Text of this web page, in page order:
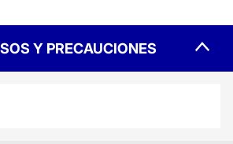
Y PRECAUCIONES